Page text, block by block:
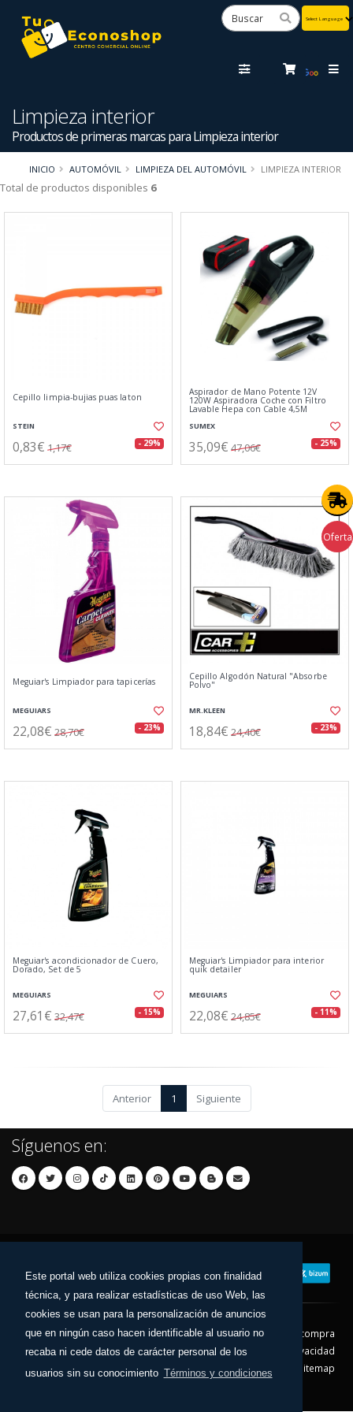
Este portal web utiliza cookies propias con finalidad
técnica, y para realizar estadísticas de uso Web, las
cookies se usan para la personalización de anuncios
que en ningún caso hacen identificable al usuario no
recaba ni cede datos de carácter personal de los
usuarios sin su conocimiento Términos y condiciones
Limpieza interior
Productos de primeras marcas para Limpieza interior
INICIO AUTOMÓVIL LIMPIEZA DEL AUTOMÓVIL LIMPIEZA INTERIOR
Total de productos disponibles 6
Cepillo limpia-bujias puas laton
STEIN
0,83€ 1,17€ - 29%
Aspirador de Mano Potente 12V
120W Aspiradora Coche con Filtro
Lavable Hepa con Cable 4,5M
SUMEX
35,09€ 47,06€ - 25%
Meguiar's Limpiador para tapicerías
MEGUIARS
22,08€ 28,70€ - 23%
Oferta
Cepillo Algodón Natural "Absorbe
Polvo"
MR.KLEEN
18,84€ 24,40€ - 23%
Meguiar's acondicionador de Cuero,
Dorado, Set de 5
MEGUIARS
27,61€ 32,47€ - 15%
Meguiar's Limpiador para interior
quik detailer
MEGUIARS
22,08€ 24,85€ - 11%
Anterior 1 Siguiente
Síguenos en:
Contacto Aviso Legal
Condiciones de compra
Política de envíos
Política de devolución
Política de Privacidad
Política de Cookies
Sitemap